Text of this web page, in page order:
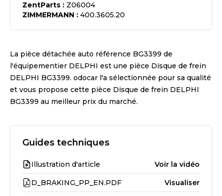
ZentParts : Z06004
ZIMMERMANN : 400.3605.20
La pièce détachée auto référence BG3399 de
l'équipementier DELPHI est une pièce Disque de frein
DELPHI BG3399. odocar l'a sélectionnée pour sa qualité
et vous propose cette pièce Disque de frein DELPHI
BG3399 au meilleur prix du marché.
Guides techniques
Illustration d'article Voir la vidéo
D_BRAKING_PP_EN.PDF Visualiser